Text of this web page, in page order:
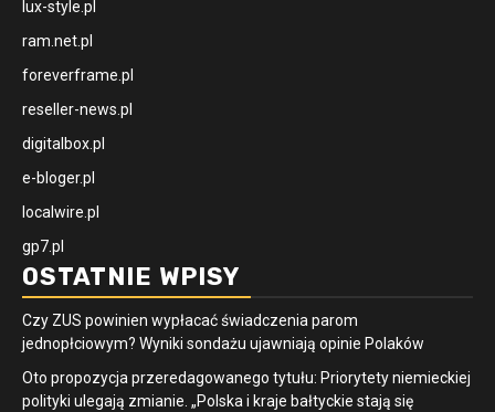
lux-style.pl
ram.net.pl
foreverframe.pl
reseller-news.pl
digitalbox.pl
e-bloger.pl
localwire.pl
gp7.pl
OSTATNIE WPISY
Czy ZUS powinien wypłacać świadczenia parom
jednopłciowym? Wyniki sondażu ujawniają opinie Polaków
Oto propozycja przeredagowanego tytułu: Priorytety niemieckiej
polityki ulegają zmianie. „Polska i kraje bałtyckie stają się